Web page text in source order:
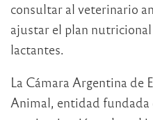
consultar al veterinario
ajustar el plan nutricional
lactantes.
La Cámara Argentina de
Animal, entidad fundada